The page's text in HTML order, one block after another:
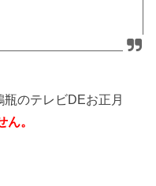
のテレビDEお正月
。